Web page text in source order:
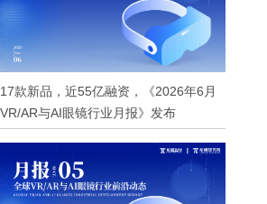
17款新品，近55亿融资，《2026年6月
VR/AR与AI眼镜行业月报》发布